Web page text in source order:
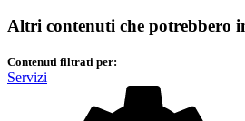
Altri contenuti che potrebbero
Contenuti filtrati per:
Servizi